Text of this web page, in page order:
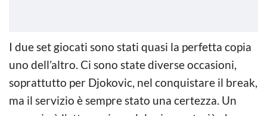
I due set giocati sono stati quasi la perfetta copia
uno dell’altro. Ci sono state diverse occasioni,
soprattutto per Djokovic, nel conquistare il break,
ma il servizio è sempre stato una certezza. Un